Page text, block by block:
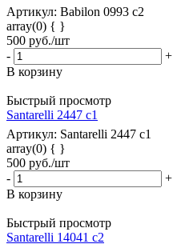
Артикул: Babilon 0993 c2
array(0) { }
500 руб./шт
-
+
В корзину
Быстрый просмотр
Santarelli 2447 c1
Артикул: Santarelli 2447 c1
array(0) { }
500 руб./шт
-
+
В корзину
Быстрый просмотр
Santarelli 14041 c2